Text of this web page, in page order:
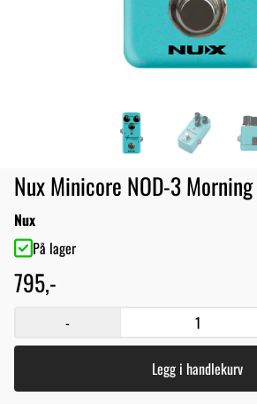
Nux Minicore NOD-3
Nux
På lager
795,-
-
Legg i handlekurv